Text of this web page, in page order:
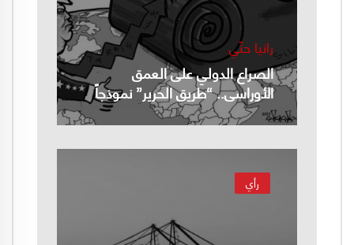
رانيا حتّي
الصراع الدولي على العمق
الأوراسي.. “طريق الحرير” نموذجاً
رأي